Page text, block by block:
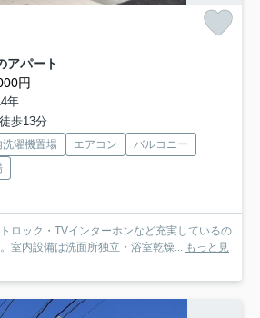
アパート
円
年
歩13分
洗濯機置場 エアコン
バルコニー
ロック・TVインターホンなど充実しているの
室内設備は洗面所独立・浴室乾燥... もっと見